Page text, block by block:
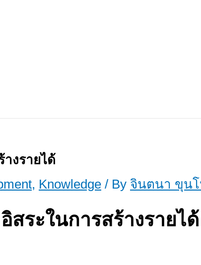
งรายได้
, Knowledge / By จินตนา ขุน
ระในการสร้างรายได้